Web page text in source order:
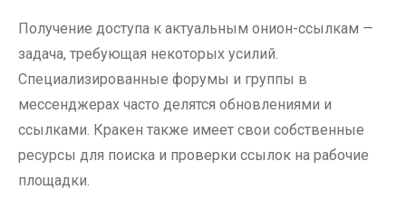
Получение доступа к актуальным онион-ссылкам —
задача, требующая некоторых усилий.
Специализированные форумы и группы в
мессенджерах часто делятся обновлениями и
ссылками. Кракен также имеет свои собственные
ресурсы для поиска и проверки ссылок на рабочие
площадки.